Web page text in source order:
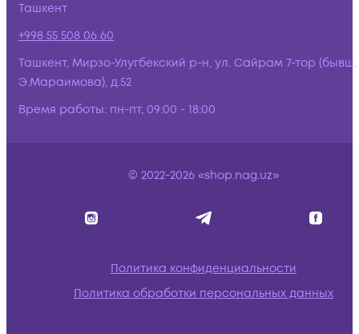
Ташкент
+998 55 508 06 60
Ташкент, Мирзо-Улугбекский р-н, ул. Сайрам 7-тор (бывш.
Э.Мараимова), д.52
Время работы: пн-пт, 09:00 - 18:00
© 2022-2026 «shop.nag.uz»
Политика конфиденциальности
Политика обработки персональных данных